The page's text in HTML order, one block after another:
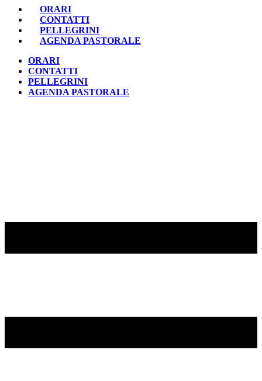
ORARI
CONTATTI
PELLEGRINI
AGENDA PASTORALE
ORARI
CONTATTI
PELLEGRINI
AGENDA PASTORALE